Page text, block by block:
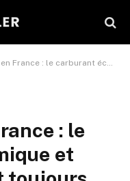
et écologique séduit toujours avec son prix jusqu’à 1€ inférieur à l’essence
: le
et